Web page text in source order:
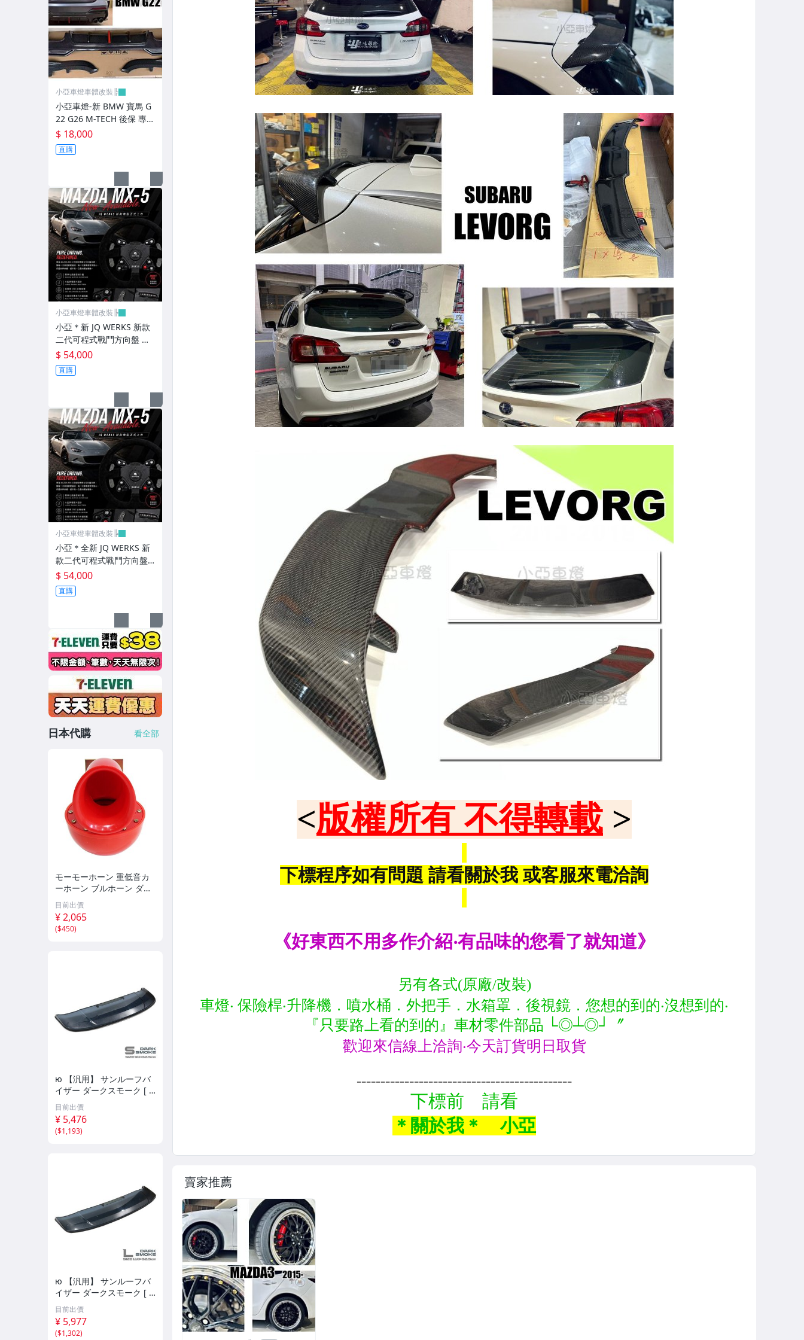
前後保桿.前後下巴.側裙.尾翼
升降機.汽車零件.鈑金零件
內.外把手.後視鏡.LED後視鏡
大燈框.後燈框.側燈框.霧燈框
煞車油門踏板.冷光迎賓踏板
排氣管.內龜板.下護板.擋泥板
原廠改裝水箱罩.通風網
各車系燈眉.空力套件
非常機車
車用精品百貨類.各車系晴雨窗
避震器.卡鉗.來另片.短彈簧
CUSCO / HARDRACE 各車系結構桿.拉桿
進氣套件 進氣系統 全系列
其它
賣家推薦
小亞車燈車體改裝╠
小亞車燈-新 BMW 寶馬 G
22 G26 M-TECH 後保 專
用 三件式 卡夢 碳纖維 CA
RBON 後下巴+包角
$ 18,000
直購
小亞車燈車體改裝╠
小亞＊新 JQ WERKS 新款
二代可程式戰鬥方向盤 機
構 高階版PODIUM機構標
配超轉燈
$ 54,000
直購
小亞車燈車體改裝╠
小亞＊全新 JQ WERKS 新
款二代可程式戰鬥方向盤
機構 高階版PODIUM機構
標配超轉燈
$ 54,000
直購
日本代購 看全部
モーモーホーン 重低音カ
ーホーン ブルホーン ダン
プカー 汽笛のような重量
級の迫力！ステー付 レッ
ド 12V汎用 クラクション
旧車 バイク
目前出價
¥ 2,065
($450)
ю 【汎用】 サンルーフバ
イザー ダークスモーク [ S
サイズ ] 90×32.5cm 取付
金具付き サンルーフ 後付
け 換気 雨よけ 曇り予防 1
個
目前出價
¥ 5,476
($1,193)
ю 【汎用】 サンルーフバ
イザー ダークスモーク [ L
サイズ ] 110×32.5cm 取付
金具付き サンルーフ 後付
け 換気 雨よけ 曇り予防 1
目前出價
¥ 5,977
($1,302)